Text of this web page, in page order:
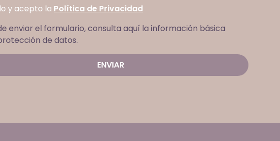
y acepto la Política de Privacidad
enviar el formulario, consulta aquí la información básica
de datos.